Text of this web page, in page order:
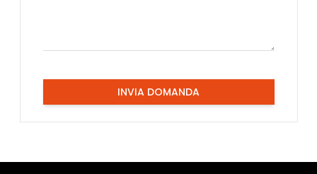
INVIA DOMANDA